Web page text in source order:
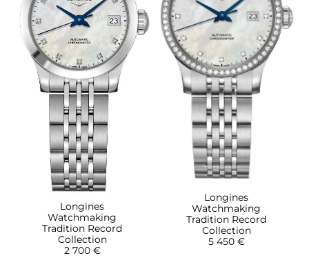
Longines
Watchmaking
Tradition Record
Collection
2 700 €
Longines
Watchmaking
Tradition Record
Collection
5 450 €